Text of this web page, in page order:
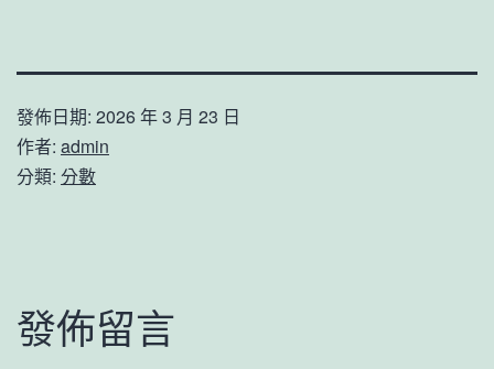
發佈日期: 2026 年 3 月 23 日
作者: admin
分類: 分數
發佈留言